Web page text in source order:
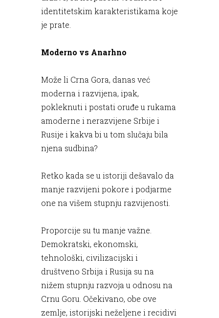
identitetskim karakteristikama koje
je prate.
Moderno vs Anarhno
Može li Crna Gora, danas već
moderna i razvijena, ipak,
pokleknuti i postati oruđe u rukama
amoderne i nerazvijene Srbije i
Rusije i kakva bi u tom slučaju bila
njena sudbina?
Retko kada se u istoriji dešavalo da
manje razvijeni pokore i podjarme
one na višem stupnju razvijenosti.
Proporcije su tu manje važne.
Demokratski, ekonomski,
tehnološki, civilizacijski i
društveno Srbija i Rusija su na
nižem stupnju razvoja u odnosu na
Crnu Goru. Očekivano, obe ove
zemlje, istorijski neželjene i recidivi